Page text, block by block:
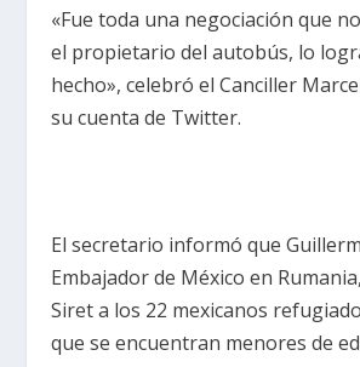
«Fue toda una negociación que
el propietario del autobús, lo
hecho», celebró el Canciller
su cuenta de Twitter.
El secretario informó que
Embajador de México en
Siret a los 22 mexicanos
que se encuentran menores de